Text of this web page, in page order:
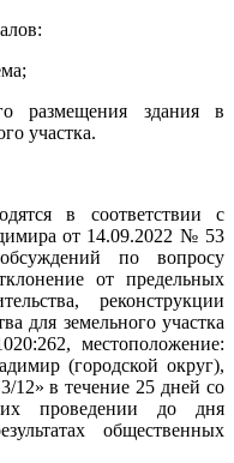
размещения здания в
участка.
в соответствии с
от 14.09.2022 № 53
по вопросу
от предельных
реконструкции
для земельного участка
местоположение:
(городской округ),
12» в течение 25 дней со
проведении до дня
общественных